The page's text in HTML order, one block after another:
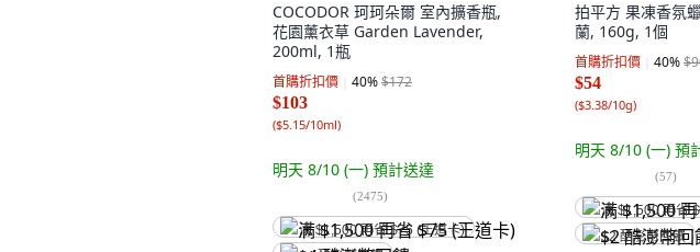
COCODOR 珂珂朵爾 室內擴香瓶,
花園薰衣草 Garden Lavender,
200ml, 1瓶
首購折扣價 40%$172
$103
($5.15/10ml)
明天 8/10 (一) 預計送達
(2475)
满 $1,500 再省 $75 (王道卡)
拍平方 果凍香氛
蘭, 160g, 1個
首購折扣價 40%
$54
($3.38/10g)
明天 8/10 (一) 預
(57)
满 $1,500 再省
$2 酷澎幣回饋